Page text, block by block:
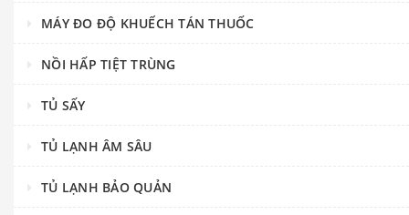
MÁY ĐO ĐỘ KHUẾCH TÁN THUỐC
NỒI HẤP TIỆT TRÙNG
TỦ SẤY
TỦ LẠNH ÂM SÂU
TỦ LẠNH BẢO QUẢN